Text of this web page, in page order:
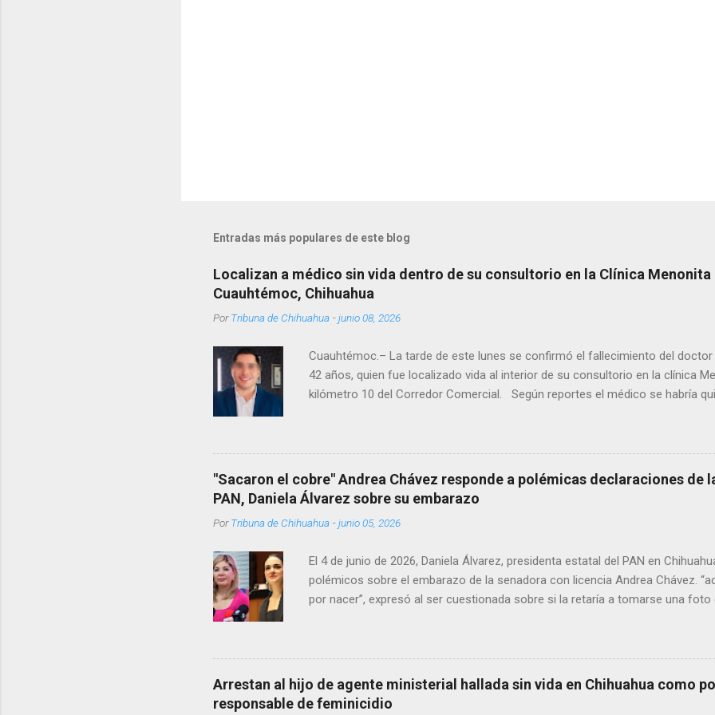
Entradas más populares de este blog
Localizan a médico sin vida dentro de su consultorio en la Clínica Menonita
Cuauhtémoc, Chihuahua
PorTribuna de Chihuahua -junio 08, 2026
Cuauhtémoc.– La tarde de este lunes se confirmó el fallecimiento del doctor
42 años, quien fue localizado vida al interior de su consultorio en la clínica
kilómetro 10 del Corredor Comercial. Según reportes el médico se habría
encontrándolo ya sin signos vitales. Erasmo Estrada, quien se desempeñó
Rotario en el periodo 2023–2024, era un médico reconocido en la región.
"Sacaron el cobre" Andrea Chávez responde a polémicas declaraciones de
PAN, Daniela Álvarez sobre su embarazo
PorTribuna de Chihuahua -junio 05, 2026
El 4 de junio de 2026, Daniela Álvarez, presidenta estatal del PAN en
polémicos sobre el embarazo de la senadora con licencia Andrea Chávez.
por nacer”, expresó al ser cuestionada sobre si la retaría a tomarse una foto
pregunta porque hay muchas emociones fuertes, ¿Qué tal si se le ocurre
¿Qué tal si se le ocurre cruzar y luego le den un susto, y pues la criatura se
tendrá que ser cuidadosa porque los personajes de Morena, cada que
favor, que pase que pase, que pase', todos están bajo esa amenaza
Arrestan al hijo de agente ministerial hallada sin vida en Chihuahua como
responsable de feminicidio